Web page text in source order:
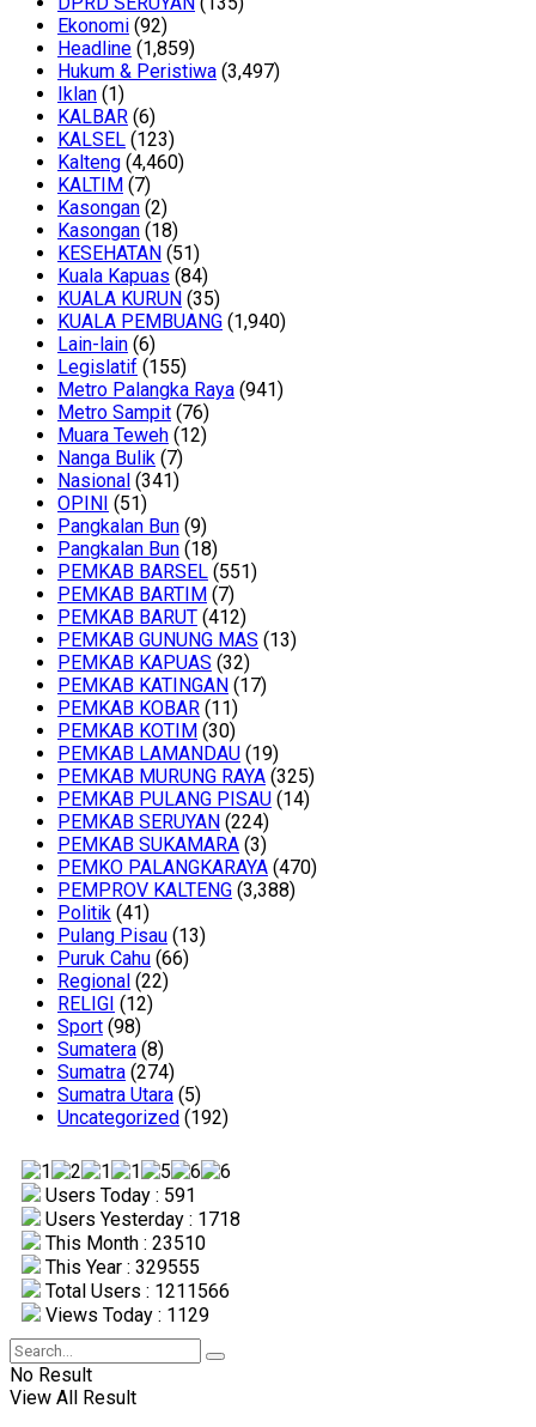
Ekonomi (92)
Headline (1,859)
Hukum & Peristiwa (3,497)
Iklan (1)
KALBAR (6)
KALSEL (123)
Kalteng (4,460)
KALTIM (7)
Kasongan (2)
Kasongan (18)
KESEHATAN (51)
Kuala Kapuas (84)
KUALA KURUN (35)
KUALA PEMBUANG (1,940)
Lain-lain (6)
Legislatif (155)
Metro Palangka Raya (941)
Metro Sampit (76)
Muara Teweh (12)
Nanga Bulik (7)
Nasional (341)
OPINI (51)
Pangkalan Bun (9)
Pangkalan Bun (18)
PEMKAB BARSEL (551)
PEMKAB BARTIM (7)
PEMKAB BARUT (412)
PEMKAB GUNUNG MAS (13)
PEMKAB KAPUAS (32)
PEMKAB KATINGAN (17)
PEMKAB KOBAR (11)
PEMKAB KOTIM (30)
PEMKAB LAMANDAU (19)
PEMKAB MURUNG RAYA (325)
PEMKAB PULANG PISAU (14)
PEMKAB SERUYAN (224)
PEMKAB SUKAMARA (3)
PEMKO PALANGKARAYA (470)
PEMPROV KALTENG (3,388)
Politik (41)
Pulang Pisau (13)
Puruk Cahu (66)
Regional (22)
RELIGI (12)
Sport (98)
Sumatera (8)
Sumatra (274)
Sumatra Utara (5)
Uncategorized (192)
Users Today : 591
Users Yesterday : 1718
This Month : 23510
This Year : 329555
Total Users : 1211566
Views Today : 1129
No Result
View All Result